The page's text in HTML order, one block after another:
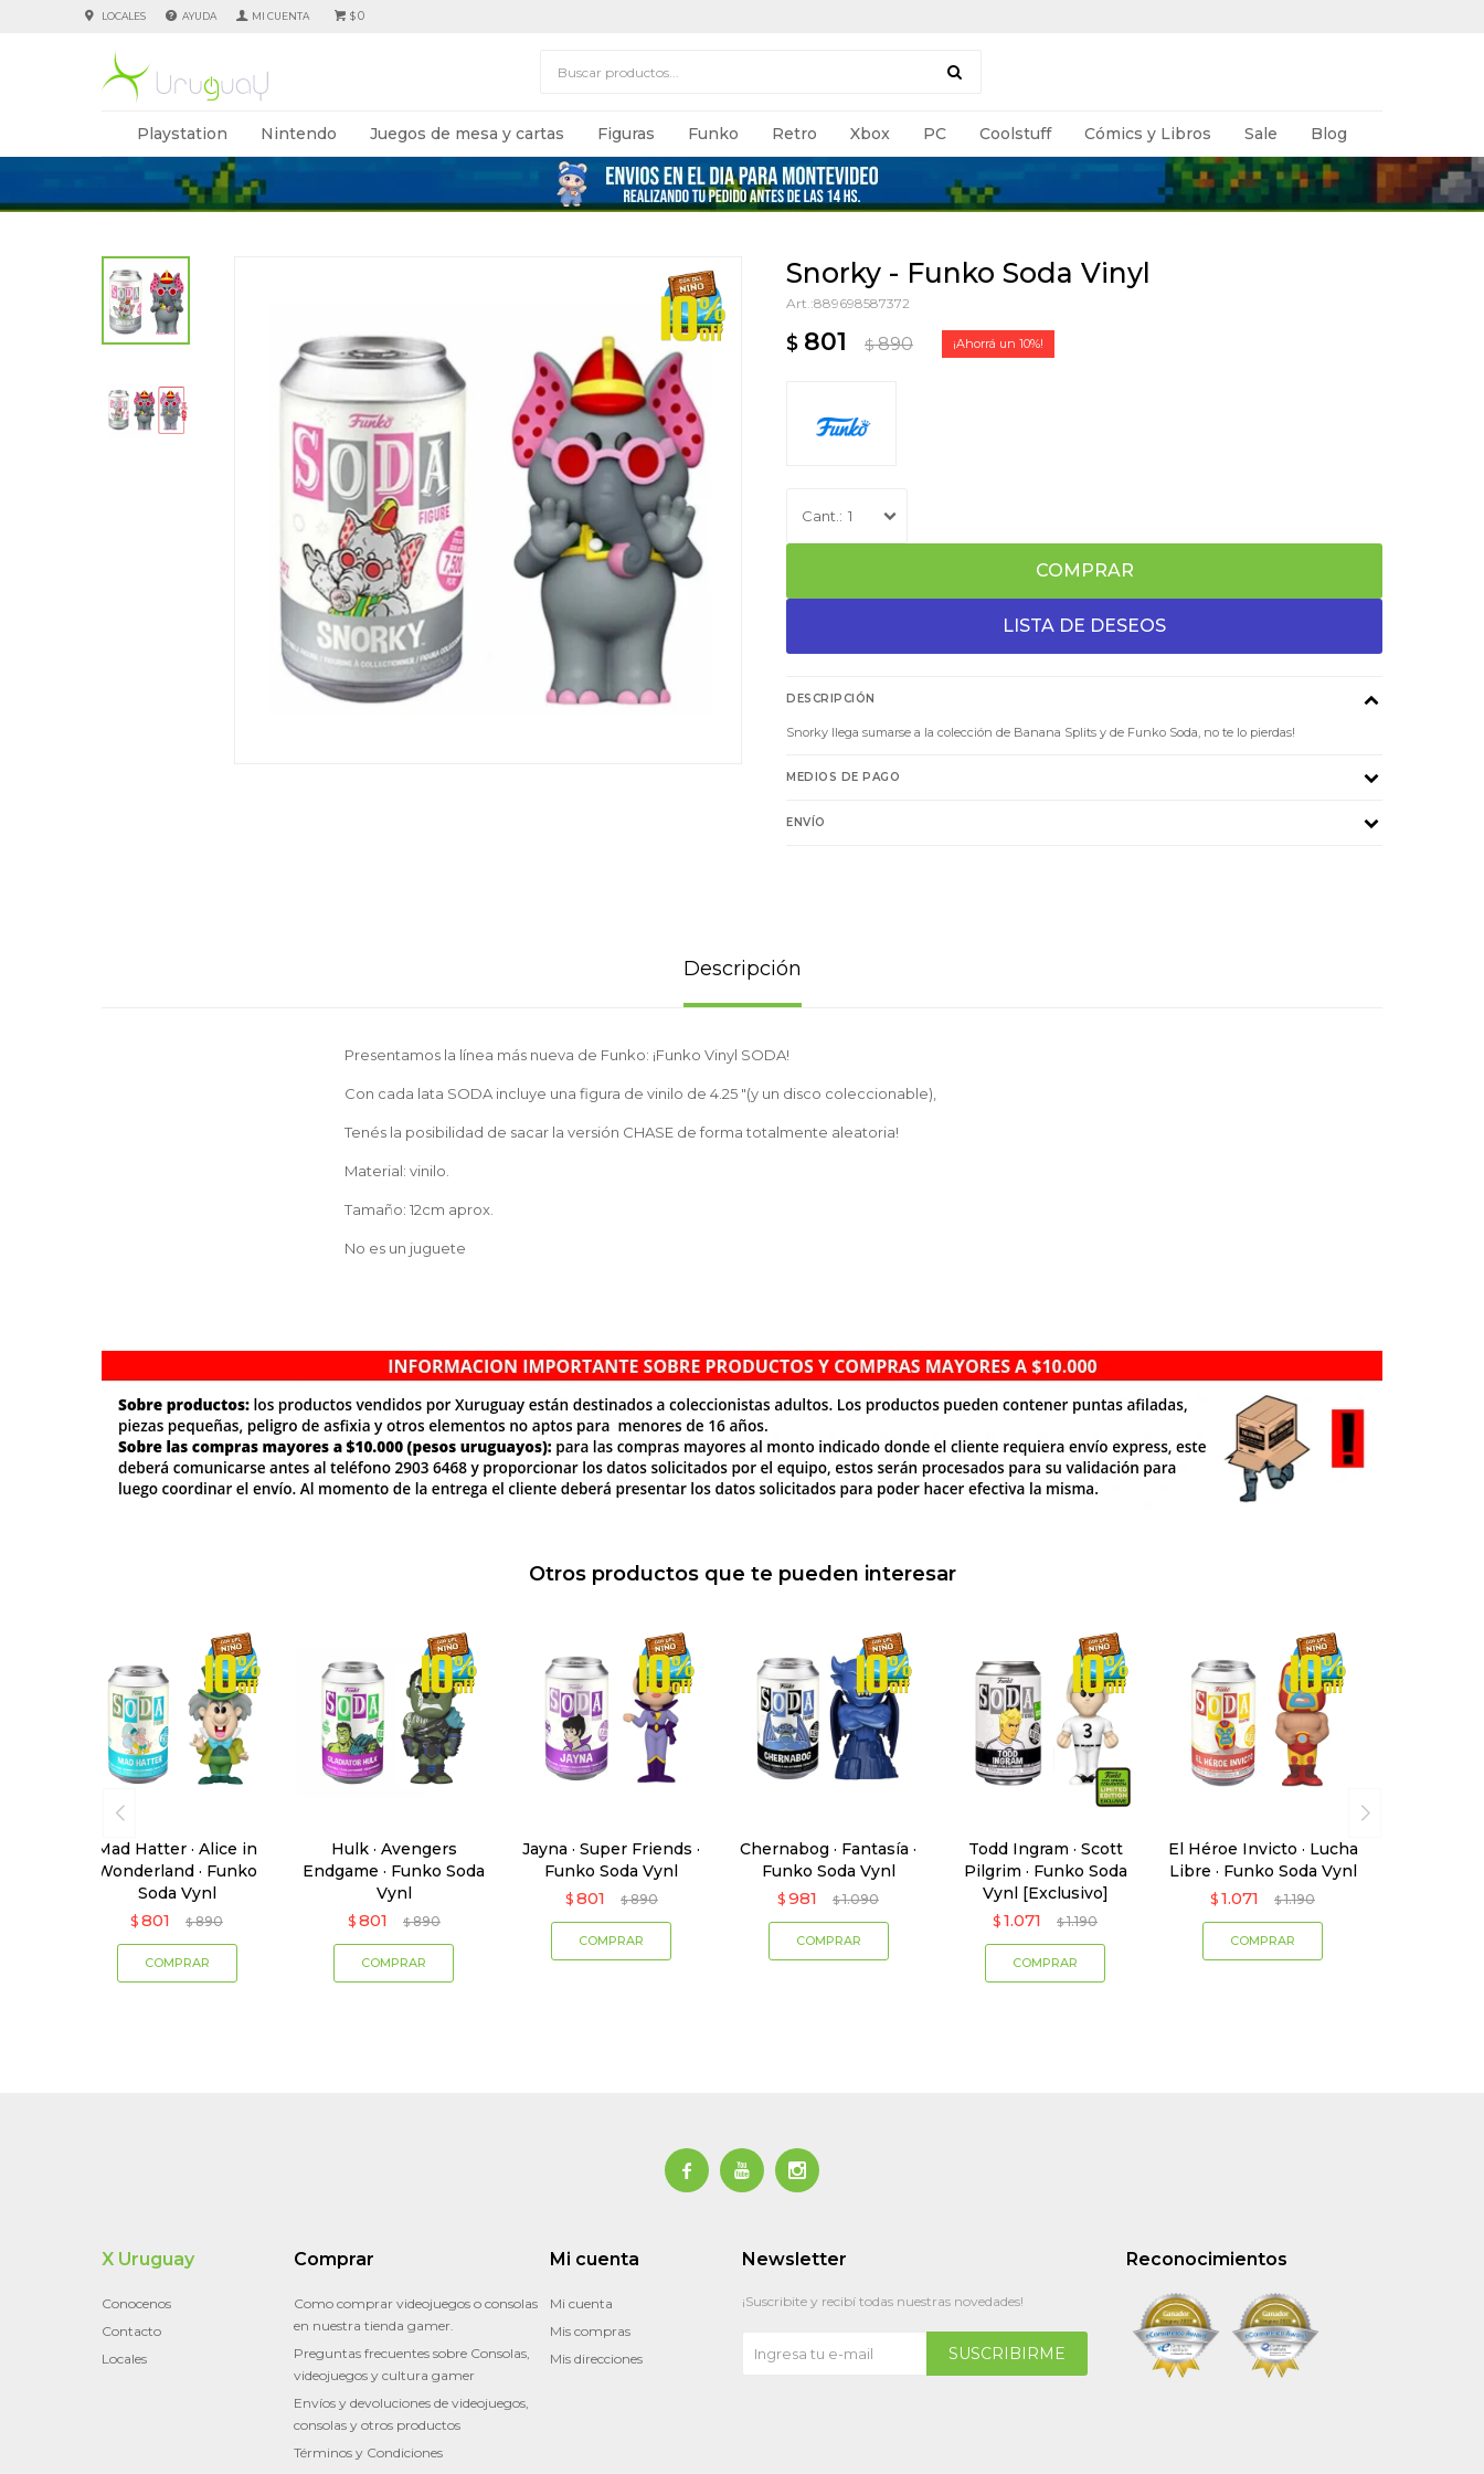
Playstation Nintendo Juegos de mesa y cartas Figuras Funko Retro Xbox PC Coolstuff Cómics y Libros Sale Blog
$0
LOCALES AYUDA
Snorky - Funko Soda Vinyl
889698587372
$ 801 $ 890 10
1
COMPRAR
DESCRIPCIÓN
Snorky llega sumarse a la colección de Banana Splits y de Funko Soda, no te lo pierdas!
MEDIOS DE PAGO
ENVÍO
Descripción
Presentamos la línea más nueva de Funko: ¡Funko Vinyl SODA!
Con cada lata SODA incluye una figura de vinilo de 4.25 "(y un disco coleccionable),
Tenés la posibilidad de sacar la versión CHASE de forma totalmente aleatoria!
Material: vinilo.
Tamaño: 12cm aprox.
No es un juguete
Otros productos que te pueden interesar
Mad Hatter · Alice in
Wonderland · Funko
Soda Vynl
$ 801 $ 890
Hulk · Avengers
Endgame · Funko Soda
Vynl
$ 801 $ 890
Jayna · Super Friends ·
Funko Soda Vynl
$ 801 $ 890
Chernabog · Fantasía ·
Funko Soda Vynl
$ 981 $ 1.090
Todd Ingram · Scott
Pilgrim · Funko Soda
Vynl [Exclusivo]
$ 1.071 $ 1.190
El Héroe Invicto · Lucha
Libre · Funko Soda Vynl
$ 1.071 $ 1.190
  
Reconocimientos
X Uruguay
Conocenos
Contacto
Locales
Comprar
Como comprar videojuegos o consolas
en nuestra tienda gamer.
Preguntas frecuentes sobre Consolas,
videojuegos y cultura gamer
Envíos y devoluciones de videojuegos,
consolas y otros productos
Términos y Condiciones
Mi cuenta
Mi cuenta
Mis compras
Mis direcciones
Newsletter
¡Suscribite y recibí todas nuestras novedades!
SUSCRIBIRME